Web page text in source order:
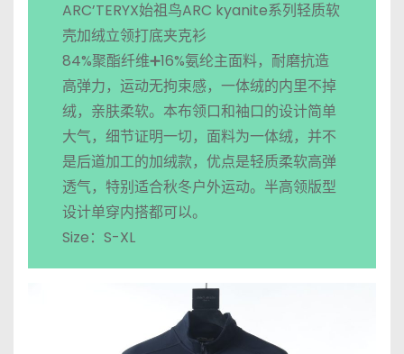
ARC’TERYX始祖鸟ARC kyanite系列轻质软
壳加绒立领打底夹克衫
84%聚酯纤维➕16%氨纶主面料，耐磨抗造
高弹力，运动无拘束感，一体绒的内里不掉
绒，亲肤柔软。本布领口和袖口的设计简单
大气，细节证明一切，面料为一体绒，并不
是后道加工的加绒款，优点是轻质柔软高弹
透气，特别适合秋冬户外运动。半高领版型
设计单穿内搭都可以。
Size：S-XL